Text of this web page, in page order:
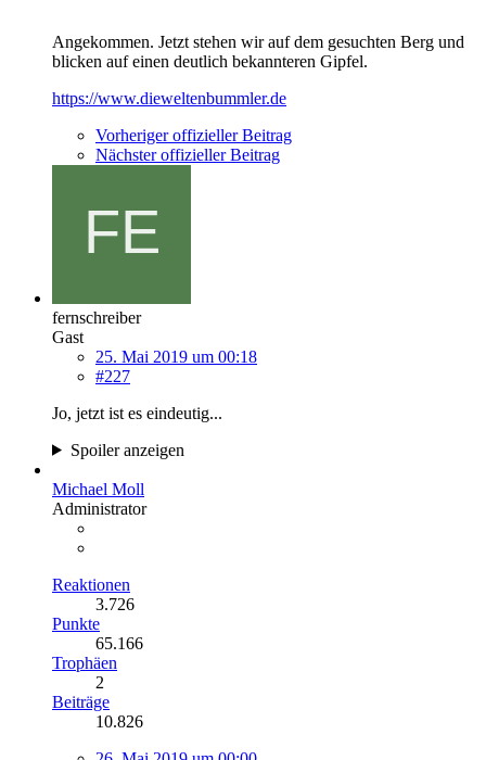
Angekommen. Jetzt stehen wir auf dem gesuchten Berg und
blicken auf einen deutlich bekannteren Gipfel.
https://www.dieweltenbummler.de
Vorheriger offizieller Beitrag
Nächster offizieller Beitrag
fernschreiber
Gast
25. Mai 2019 um 00:18
#227
Jo, jetzt ist es eindeutig...
Spoiler anzeigen
Michael Moll
Administrator
Reaktionen
3.726
Punkte
65.166
Trophäen
2
Beiträge
10.826